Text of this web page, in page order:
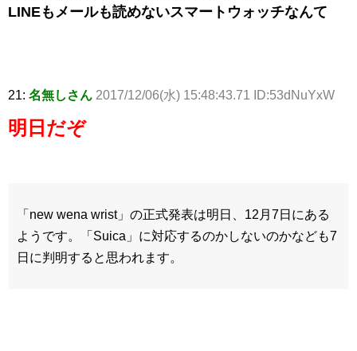
LINEもメールも読めないスマートウォッチなんて
21: 名無しさん 2017/12/06(水) 15:48:43.71 ID:53dNuYxW
明日だぞ
「new wena wrist」の正式発表は明日、12月7日にある
ようです。「Suica」に対応するのかしないのかなども7
日に判明すると思われます。